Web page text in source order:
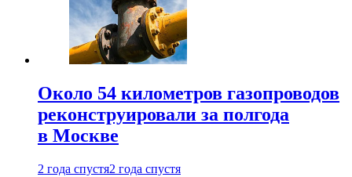
Около 54 километров газопроводов
реконструировали за полгода
в Москве
2 года спустя2 года спустя